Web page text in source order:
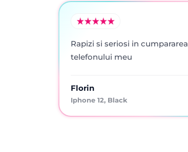
Rapizi si seriosi in cumpararea
telefonului meu
Florin
Iphone 12, Black